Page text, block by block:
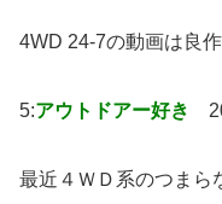
4WD 24-7の動画は良
5:アウトドアー好き
最近４ＷＤ系のつまら